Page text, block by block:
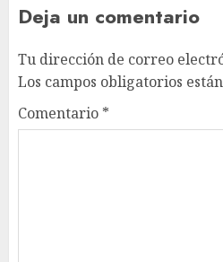
Deja un comentario
Tu dirección de correo
Los campos obligatorios
Comentario *